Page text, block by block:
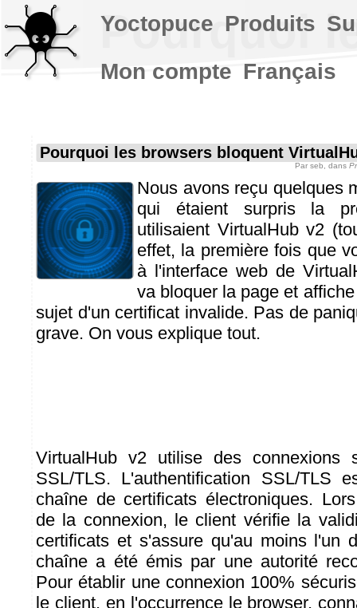
Pourquoi
Pourquoi les browsers bloquent
Par seb , dans
Nous avons reçu quelques
qui étaient surpris la
utilisaient VirtualHub v2
effet, la première fois que
à l'interface web de
va bloquer la page et
sujet d'un certificat invalide. Pas de
grave. On vous explique tout.
VirtualHub v2 utilise des connexions
SSL/TLS. L'authentification SSL/TLS
chaîne de certificats électroniques.
de la connexion, le client vérifie la
certificats et s'assure qu'au moins l'un
chaîne a été émis par une autorité
Pour établir une connexion 100%
le client, en l'occurrence le browser,
Yoctopuce Produits
Mon compte Français